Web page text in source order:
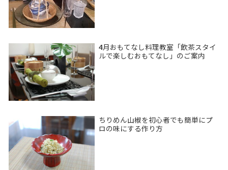
4月おもてなし料理教室「飲茶スタイ
ルで楽しむおもてなし」のご案内
ちりめん山椒を初心者でも簡単にプ
ロの味にする作り方